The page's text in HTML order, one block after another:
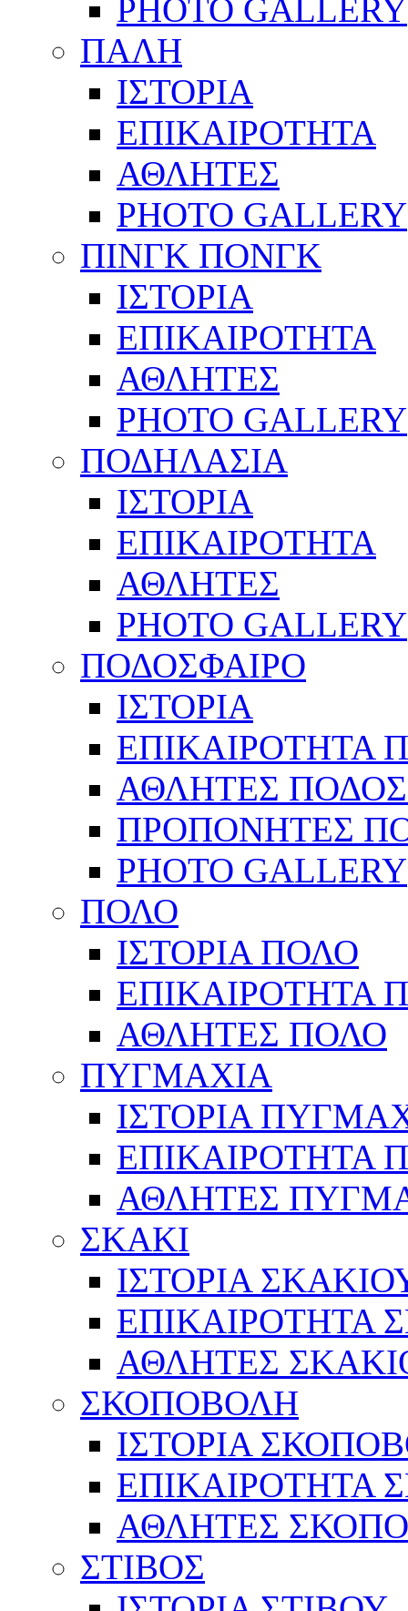
PHOTO GALLERY
ΠΑΛΗ
ΙΣΤΟΡΙΑ
ΕΠΙΚΑΙΡΟΤΗΤΑ
ΑΘΛΗΤΕΣ
PHOTO GALLERY
ΠΙΝΓΚ ΠΟΝΓΚ
ΙΣΤΟΡΙΑ
ΕΠΙΚΑΙΡΟΤΗΤΑ
ΑΘΛΗΤΕΣ
PHOTO GALLERY
ΠΟΔΗΛΑΣΙΑ
ΙΣΤΟΡΙΑ
ΕΠΙΚΑΙΡΟΤΗΤΑ
ΑΘΛΗΤΕΣ
PHOTO GALLERY
ΠΟΔΟΣΦΑΙΡΟ
ΙΣΤΟΡΙΑ
ΕΠΙΚΑΙΡΟΤΗΤΑ
ΑΘΛΗΤΕΣ
ΠΡΟΠΟΝΗΤΕΣ
PHOTO GALLERY
ΠΟΛΟ
ΙΣΤΟΡΙΑ ΠΟΛΟ
ΕΠΙΚΑΙΡΟΤΗΤΑ
ΑΘΛΗΤΕΣ ΠΟΛΟ
ΠΥΓΜΑΧΙΑ
ΙΣΤΟΡΙΑ
ΕΠΙΚΑΙΡΟΤΗΤΑ
ΑΘΛΗΤΕΣ
ΣΚΑΚΙ
ΙΣΤΟΡΙΑ
ΕΠΙΚΑΙΡΟΤΗΤΑ
ΑΘΛΗΤΕΣ
ΣΚΟΠΟΒΟΛΗ
ΙΣΤΟΡΙΑ
ΕΠΙΚΑΙΡΟΤΗΤΑ
ΑΘΛΗΤΕΣ
ΣΤΙΒΟΣ